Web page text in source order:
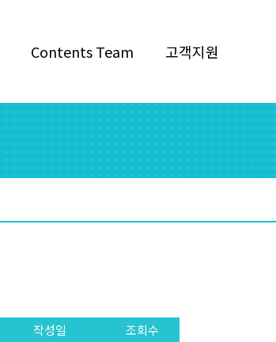
Contents Team 고객지원
작성일 조회수